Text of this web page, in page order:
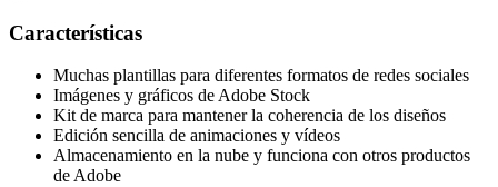
Características
Muchas plantillas para diferentes formatos de redes sociales
Imágenes y gráficos de Adobe Stock
Kit de marca para mantener la coherencia de los diseños
Edición sencilla de animaciones y vídeos
Almacenamiento en la nube y funciona con otros productos
de Adobe